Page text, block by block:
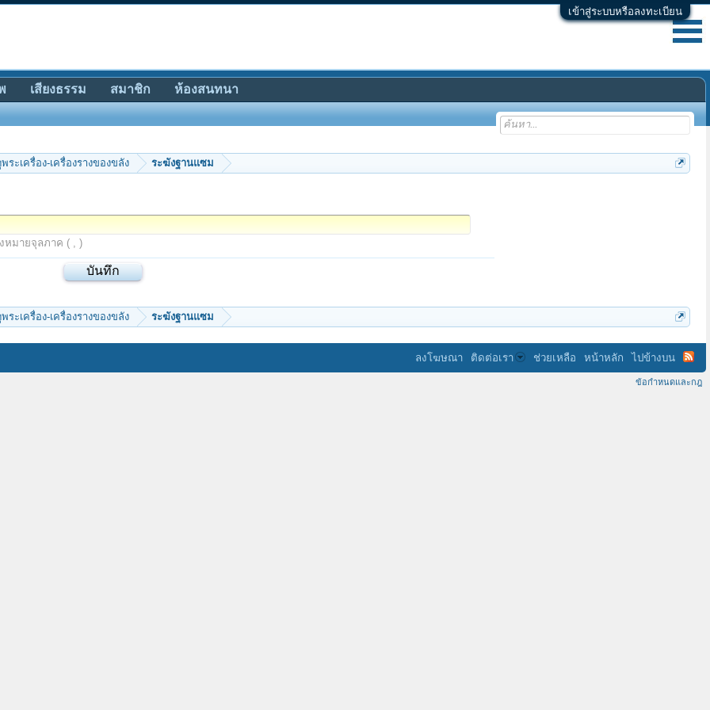
เข้าสู่ระบบหรือลงทะเบียน
ระเครื่อง-เครื่องรางของขลัง ระฆังฐานแซม
หมายจุลภาค ( , )
ระเครื่อง-เครื่องรางของขลัง ระฆังฐานแซม
เสียงธรรม สมาชิก ห้องสนทนา
ลงโฆษณา ติดต่อเรา ช่วยเหลือ หน้าหลัก ไปข้างบน
ข้อกำหนดและกฎ